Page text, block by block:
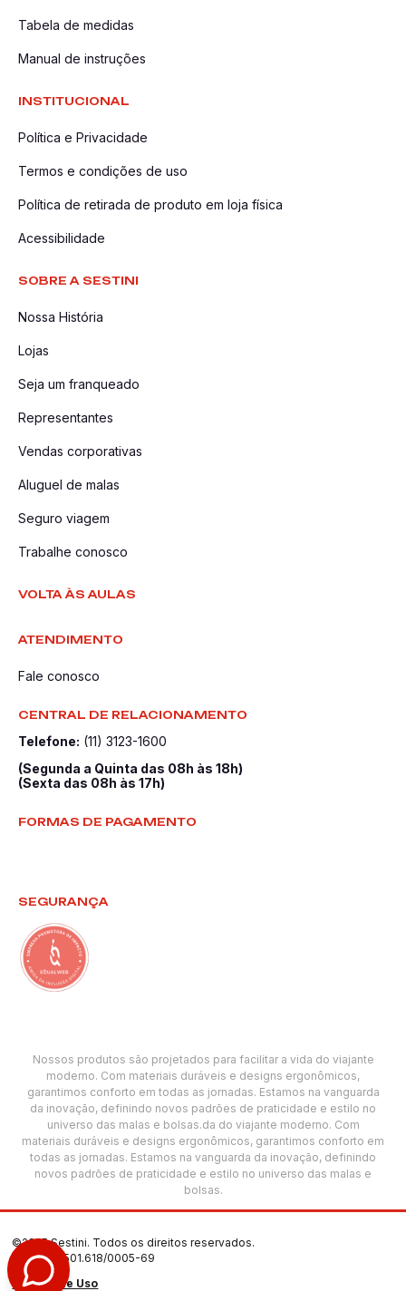
Tabela de medidas
Manual de instruções
INSTITUCIONAL
Política e Privacidade
Termos e condições de uso
Política de retirada de produto em loja física
Acessibilidade
SOBRE A SESTINI
Nossa História
Lojas
Seja um franqueado
Representantes
Vendas corporativas
Aluguel de malas
Seguro viagem
Trabalhe conosco
VOLTA ÀS AULAS
ATENDIMENTO
Fale conosco
CENTRAL DE RELACIONAMENTO
Telefone: (11) 3123-1600
(Segunda a Quinta das 08h às 18h)
(Sexta das 08h às 17h)
FORMAS DE PAGAMENTO
SEGURANÇA
Nossos produtos são projetados para facilitar a vida do viajante
moderno. Com materiais duráveis e designs ergonômicos,
garantimos conforto em todas as jornadas. Estamos na vanguarda
da inovação, definindo novos padrões de praticidade e estilo no
universo das malas e bolsas.da do viajante moderno. Com
materiais duráveis e designs ergonômicos, garantimos conforto em
todas as jornadas. Estamos na vanguarda da inovação, definindo
novos padrões de praticidade e estilo no universo das malas e
bolsas.
©2025 Sestini. Todos os direitos reservados.
CNPJ: 00.501.618/0005-69
Termos de Uso